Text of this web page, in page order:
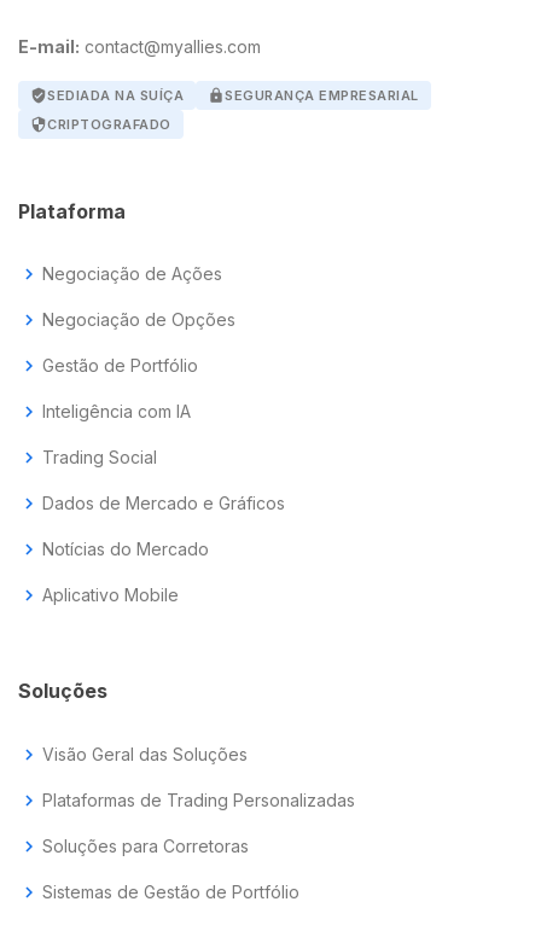
E-mail: contact@myallies.com
verified_userSEDIADA NA SUÍÇA lockSEGURANÇA EMPRESARIAL
securityCRIPTOGRAFADO
Plataforma
chevron_right Negociação de Ações
chevron_right Negociação de Opções
chevron_right Gestão de Portfólio
chevron_right Inteligência com IA
chevron_right Trading Social
chevron_right Dados de Mercado e Gráficos
chevron_right Notícias do Mercado
chevron_right Aplicativo Mobile
Soluções
chevron_right Visão Geral das Soluções
chevron_right Plataformas de Trading Personalizadas
chevron_right Soluções para Corretoras
chevron_right Sistemas de Gestão de Portfólio